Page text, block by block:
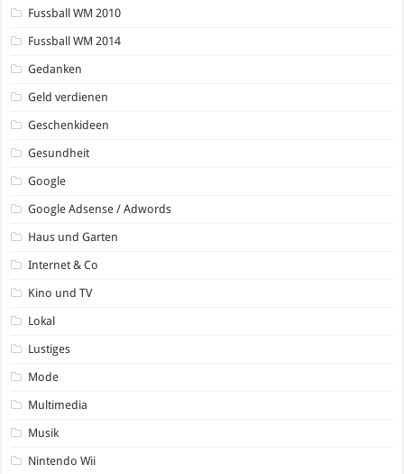
Fussball WM 2010
Fussball WM 2014
Gedanken
Geld verdienen
Geschenkideen
Gesundheit
Google
Google Adsense / Adwords
Haus und Garten
Internet & Co
Kino und TV
Lokal
Lustiges
Mode
Multimedia
Musik
Nintendo Wii